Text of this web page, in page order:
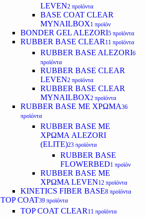
LEVEN2 προϊόντα
BASE COAT CLEAR
MYNAILBOX1 προϊόν
BONDER GEL ALEZORI5 προϊόντα
RUBBER BASE CLEAR 11 προϊόντα
RUBBER BASE ALEZORI6
προϊόντα
RUBBER BASE CLEAR
LEVEN2 προϊόντα
RUBBER BASE CLEAR
MYNAILBOX2 προϊόντα
RUBBER BASE ΜΕ ΧΡΩΜΑ36
προϊόντα
RUBBER BASE ΜΕ
ΧΡΩΜΑ ALEZORI
(ELITE)23 προϊόντα
RUBBER BASE
FLOWERBED1 προϊόν
RUBBER BASE ΜΕ
ΧΡΩΜΑ LEVEN12 προϊόντα
KINETICS FIBER BASE8 προϊόντα
TOP COAT39 προϊόντα
TOP COAT CLEAR 11 προϊόντα